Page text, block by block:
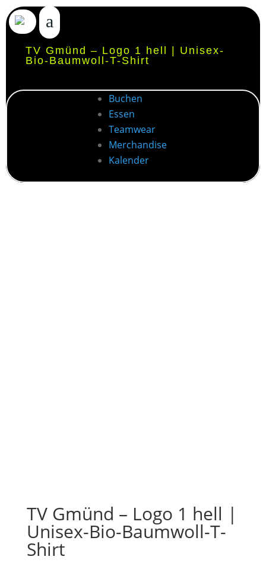
TV Gmünd – Logo 1 hell | Unisex-
Bio-Baumwoll-T-Shirt
Buchen
Essen
Teamwear
Merchandise
Kalender
TV Gmünd – Logo 1 hell |
Unisex-Bio-Baumwoll-T-
Shirt